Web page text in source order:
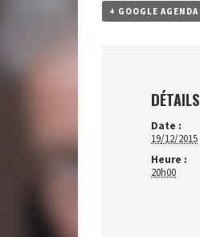
+ GOOGLE AGENDA
DÉTAILS
Date :
19/12/2015
Heure :
20h00